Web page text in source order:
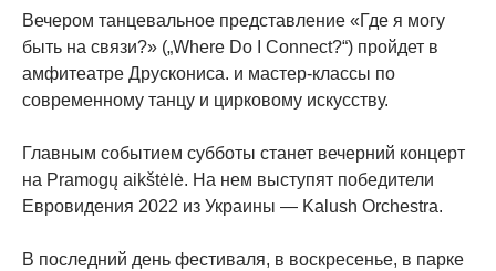
Вечером танцевальное представление «Где я могу
быть на связи?» („Where Do I Connect?“) пройдет в
амфитеатре Друскониса. и мастер-классы по
современному танцу и цирковому искусству.
Главным событием субботы станет вечерний концерт
на Pramogų aikštėlė. На нем выступят победители
Евровидения 2022 из Украины — Kalush Orchestra.
В последний день фестиваля, в воскресенье, в парке